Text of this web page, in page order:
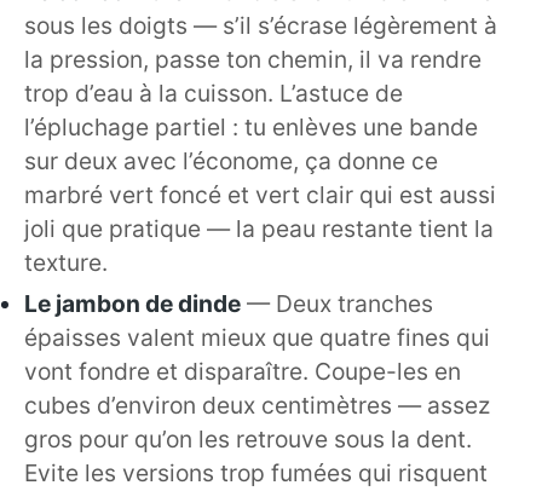
sous les doigts — s’il s’écrase légèrement à
la pression, passe ton chemin, il va rendre
trop d’eau à la cuisson. L’astuce de
l’épluchage partiel : tu enlèves une bande
sur deux avec l’économe, ça donne ce
marbré vert foncé et vert clair qui est aussi
joli que pratique — la peau restante tient la
texture.
Le jambon de dinde — Deux tranches
épaisses valent mieux que quatre fines qui
vont fondre et disparaître. Coupe-les en
cubes d’environ deux centimètres — assez
gros pour qu’on les retrouve sous la dent.
Evite les versions trop fumées qui risquent